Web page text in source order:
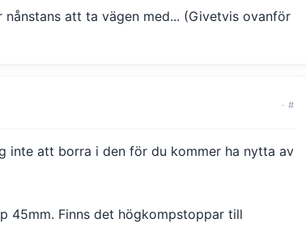
att ta vägen med... (Givetvis ovanför
· #
inte att borra i den för du kommer ha nytta av
45mm. Finns det högkompstoppar till